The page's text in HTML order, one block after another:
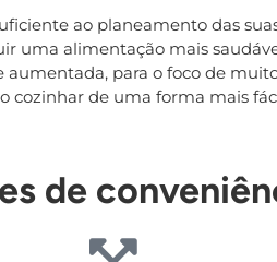
ao planeamento das
uma alimentação mais
para o foco de
cozinhar de uma forma mais
de